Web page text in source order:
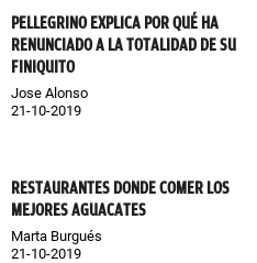
PELLEGRINO EXPLICA POR QUÉ HA
RENUNCIADO A LA TOTALIDAD DE SU
FINIQUITO
Jose Alonso
21-10-2019
RESTAURANTES DONDE COMER LOS
MEJORES AGUACATES
Marta Burgués
21-10-2019